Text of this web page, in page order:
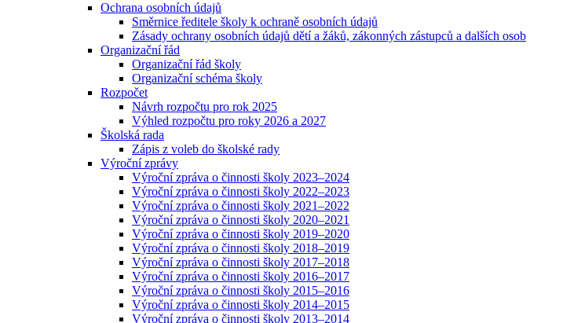
Ochrana osobních údajů
Směrnice ředitele školy k ochraně osobních údajů
Zásady ochrany osobních údajů dětí a žáků, zákonných zástupců a dalších osob
Organizační řád
Organizační řád školy
Organizační schéma školy
Rozpočet
Návrh rozpočtu pro rok 2025
Výhled rozpočtu pro roky 2026 a 2027
Školská rada
Zápis z voleb do školské rady
Výroční zprávy
Výroční zpráva o činnosti školy 2023–2024
Výroční zpráva o činnosti školy 2022–2023
Výroční zpráva o činnosti školy 2021–2022
Výroční zpráva o činnosti školy 2020–2021
Výroční zpráva o činnosti školy 2019–2020
Výroční zpráva o činnosti školy 2018–2019
Výroční zpráva o činnosti školy 2017–2018
Výroční zpráva o činnosti školy 2016–2017
Výroční zpráva o činnosti školy 2015–2016
Výroční zpráva o činnosti školy 2014–2015
Výroční zpráva o činnosti školy 2013–2014